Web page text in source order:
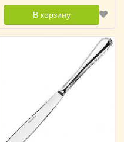
В корзину